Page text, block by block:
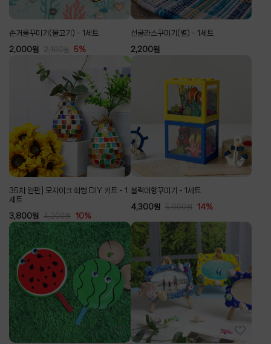
손거울꾸미기(물고기) - 1세트
2,000원 2,100원 5%
선글라스꾸미기(별) - 1세트
2,200원
35차 완판] 모자이크 화병 DIY 키트 - 1
세트
3,800원 4,200원 10%
블럭어항꾸미기 - 1세트
4,300원 5,000원 14%